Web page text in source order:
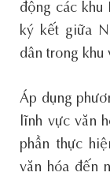
động các khu
ký kết giữa
dân trong khu
Áp dụng
lĩnh vực văn
phần thực
văn hóa đến